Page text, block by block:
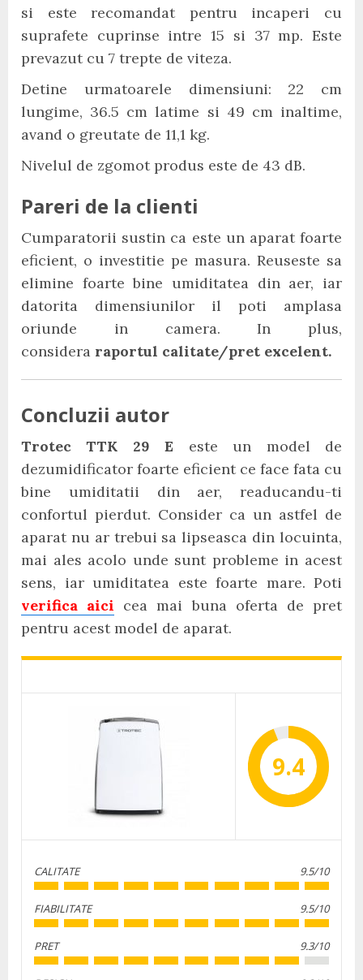
si este recomandat pentru incaperi cu
suprafete cuprinse intre 15 si 37 mp. Este
prevazut cu 7 trepte de viteza.
Detine urmatoarele dimensiuni: 22 cm
lungime, 36.5 cm latime si 49 cm inaltime,
avand o greutate de 11,1 kg.
Nivelul de zgomot produs este de 43 dB.
Pareri de la clienti
Cumparatorii sustin ca este un aparat foarte
eficient, o investitie pe masura. Reuseste sa
elimine foarte bine umiditatea din aer, iar
datorita dimensiunilor il poti amplasa
oriunde in camera. In plus,
considera raportul calitate/pret excelent.
Concluzii autor
Trotec TTK 29 E este un model de
dezumidificator foarte eficient ce face fata cu
bine umiditatii din aer, readucandu-ti
confortul pierdut. Consider ca un astfel de
aparat nu ar trebui sa lipseasca din locuinta,
mai ales acolo unde sunt probleme in acest
sens, iar umiditatea este foarte mare. Poti
verifica aici cea mai buna oferta de pret
pentru acest model de aparat.
9.4
CALITATE 9.5/10
FIABILITATE 9.5/10
PRET 9.3/10